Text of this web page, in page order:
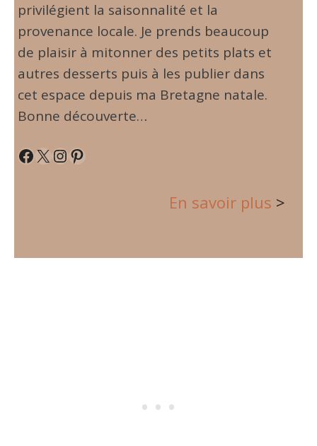
privilégient la saisonnalité et la
provenance locale. Je prends beaucoup
de plaisir à mitonner des petits plats et
autres desserts puis à les publier dans
cet espace depuis ma Bretagne natale.
Bonne découverte…
Facebook X InstagramPinterest
En savoir plus >